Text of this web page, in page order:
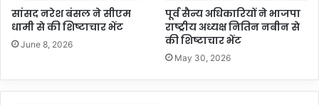
सांसद नरेश बंसल ने सीएम
धामी से की शिष्टाचार भेंट
June 8, 2026
पूर्व सैन्य अधिकारियों ने भाजपा
राष्ट्रीय अध्यक्ष नितिन नबीन से
की शिष्टाचार भेंट
May 30, 2026